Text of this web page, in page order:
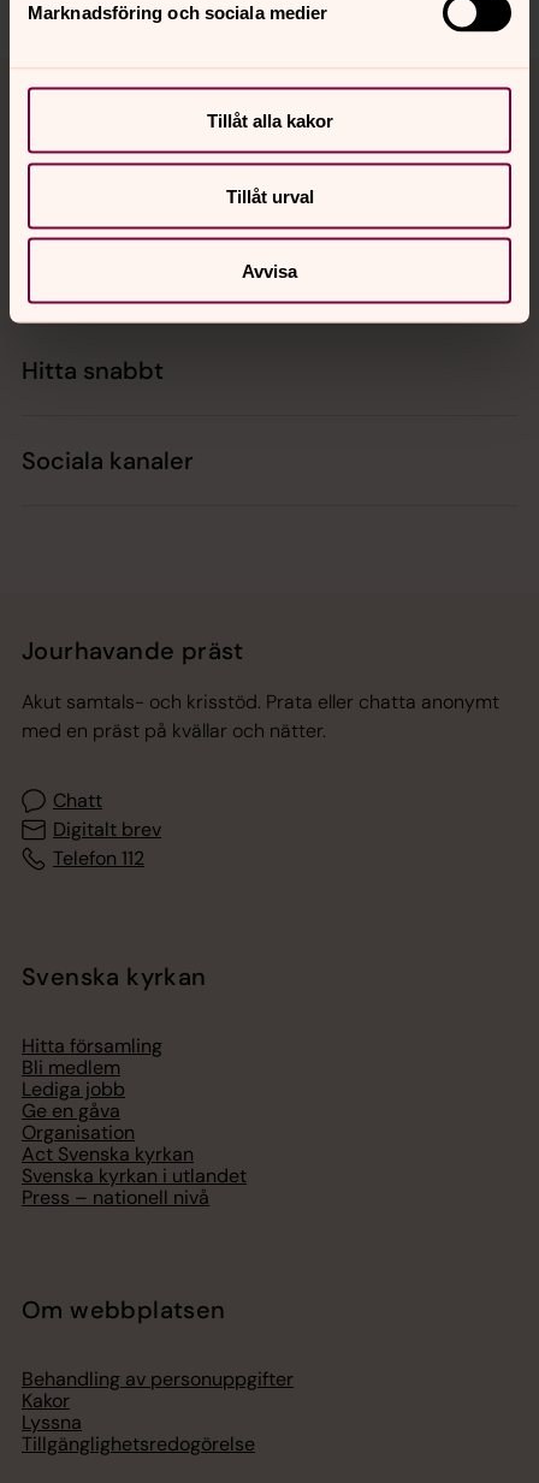
Marknadsföring och sociala medier
Tillåt alla kakor
Tillåt urval
Avvisa
Tillbaka till toppen
Tillbaka till innehållet
Hitta snabbt
Sociala kanaler
Jourhavande präst
Akut samtals- och krisstöd. Prata eller chatta anonymt
med en präst på kvällar och nätter.
Chatt
Digitalt brev
Telefon 112
Svenska kyrkan
Hitta församling
Bli medlem
Lediga jobb
Ge en gåva
Organisation
Act Svenska kyrkan
Svenska kyrkan i utlandet
Press – nationell nivå
Om webbplatsen
Behandling av personuppgifter
Kakor
Lyssna
Tillgänglighetsredogörelse